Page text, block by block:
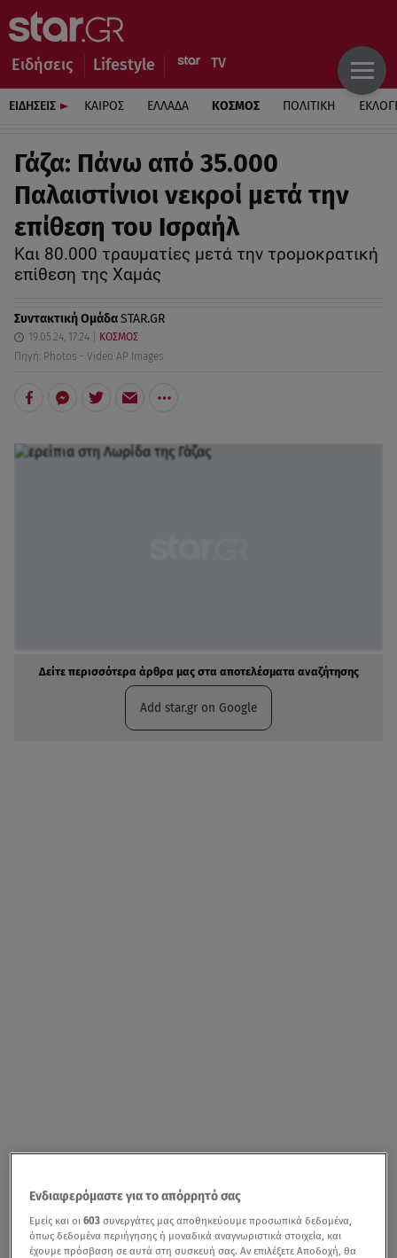
Ειδήσεις Lifestyle
ΕΙΔΗΣΕΙΣ ΚΑΙΡΟΣ ΕΛΛΑΔΑ ΚΟΣΜΟΣ ΠΟΛΙΤΙΚΗ
Γάζα: Πάνω από 35.000
Παλαιστίνιοι νεκροί μετά την
επίθεση του Ισραήλ
Και 80.000 τραυματίες μετά την τρομοκρατική
επίθεση της Χαμάς
Συντακτική ΟμάδαSTAR.GR
19.05.24, 17:24
ΚΟΣΜΟΣ
Πηγή: Photos - Video AP Images
Δείτε περισσότερα άρθρα μας στα αποτελέσματα αναζήτησης
Add star.gr on Google
Ενδιαφερόμαστε για το απόρρητό σας
Εμείς και οι603 συνεργάτες μας αποθηκεύουμε προσωπικά δεδομένα,
όπως δεδομένα περιήγησης ή μοναδικά αναγνωριστικά στοιχεία, και
έχουμε πρόσβαση σε αυτά στη συσκευή σας. Αν επιλέξετε Αποδοχή, θα